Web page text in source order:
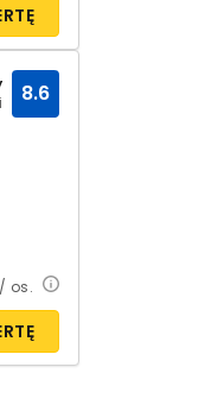
8.6
os.